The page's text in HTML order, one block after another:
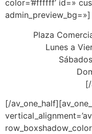
color=’#ffffff’ id=»
admin_preview_bg=»]
Plaza
Lunes a
[/